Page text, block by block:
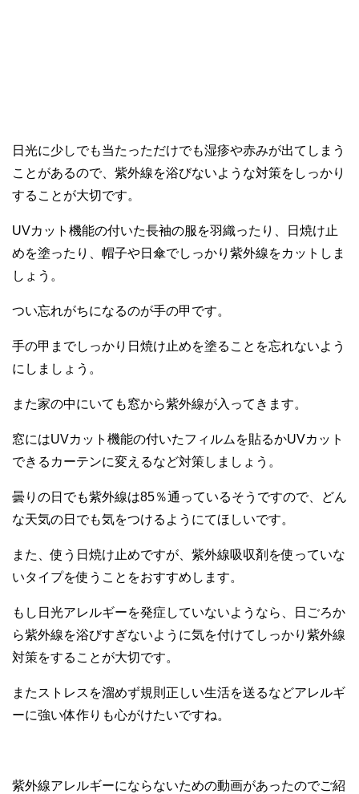
日光に少しでも当たっただけでも湿疹や赤みが出てしまう
ことがあるので、紫外線を浴びないような対策をしっかり
することが大切です。
UVカット機能の付いた長袖の服を羽織ったり、日焼け止
めを塗ったり、帽子や日傘でしっかり紫外線をカットしま
しょう。
つい忘れがちになるのが手の甲です。
手の甲までしっかり日焼け止めを塗ることを忘れないよう
にしましょう。
また家の中にいても窓から紫外線が入ってきます。
窓にはUVカット機能の付いたフィルムを貼るかUVカット
できるカーテンに変えるなど対策しましょう。
曇りの日でも紫外線は85％通っているそうですので、どん
な天気の日でも気をつけるようにてほしいです。
また、使う日焼け止めですが、紫外線吸収剤を使っていな
いタイプを使うことをおすすめします。
もし日光アレルギーを発症していないようなら、日ごろか
ら紫外線を浴びすぎないように気を付けてしっかり紫外線
対策をすることが大切です。
またストレスを溜めず規則正しい生活を送るなどアレルギ
ーに強い体作りも心がけたいですね。
紫外線アレルギーにならないための動画があったのでご紹